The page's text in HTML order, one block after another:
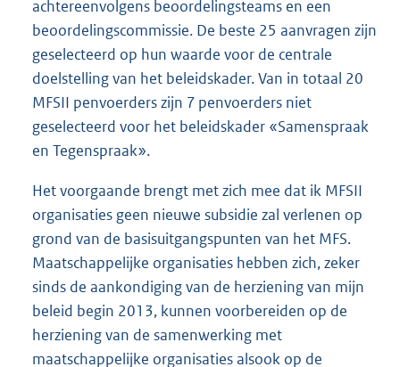
achtereenvolgens beoordelingsteams en een
beoordelingscommissie. De beste 25 aanvragen zijn
geselecteerd op hun waarde voor de centrale
doelstelling van het beleidskader. Van in totaal 20
MFSII penvoerders zijn 7 penvoerders niet
geselecteerd voor het beleidskader «Samenspraak
en Tegenspraak».
Het voorgaande brengt met zich mee dat ik MFSII
organisaties geen nieuwe subsidie zal verlenen op
grond van de basisuitgangspunten van het MFS.
Maatschappelijke organisaties hebben zich, zeker
sinds de aankondiging van de herziening van mijn
beleid begin 2013, kunnen voorbereiden op de
herziening van de samenwerking met
maatschappelijke organisaties alsook op de